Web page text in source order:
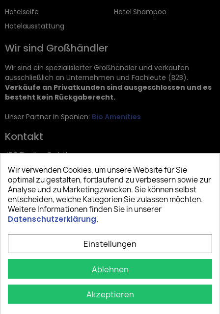
Hotelseife
Hotelausstattung
Hotel Shampoo
Wir sind Großhändler
Wir sind ein spezialisierter Großhändler und verkaufen
ausschließlich an Unternehmen und Fachleute (B2B).
Verkäufe an Privatkunden sind ausgeschlossen und es
besteht kein Rückgaberecht.
Unser Partner in Spanien: Bio Amenities
Kontakt
JRG Trading GmbH
Zietenstr. 9
12244 Berlin
Tel: +49 (0)30 2357 3470
info@top-amenities.com
Wir verwenden Cookies, um unsere Website für Sie
optimal zu gestalten, fortlaufend zu verbessern sowie zur
Analyse und zu Marketingzwecken. Sie können selbst
entscheiden, welche Kategorien Sie zulassen möchten.
Weitere Informationen finden Sie in unserer
Datenschutzerklärung.
Einstellungen
Ablehnen
Akzeptieren